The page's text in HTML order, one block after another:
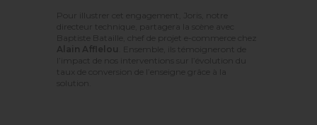
Pour illustrer cet engagement, Joris, notre
directeur technique, partagera la scène avec
Baptiste Bataille, chef de projet e-commerce chez
Alain Afflelou
. Ensemble, ils témoigneront de
l’impact de nos interventions sur l’évolution du
taux de conversion de l’enseigne grâce à la
solution.